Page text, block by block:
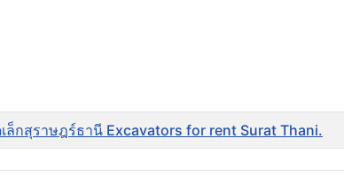
กสุราษฎร์ธานี Excavators for rent Surat Thani.